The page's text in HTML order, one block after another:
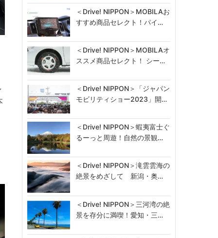
＜Drive! NIPPON＞MOBILAお
すすめ商品セレクト！パイ…
＜Drive! NIPPON＞MOBILAオ
ススメ商品セレクト！ シー…
＜Drive! NIPPON＞「ジャパン
モビリティショー2023」開…
＜Drive! NIPPON＞蝦夷富士ぐ
るーっと周遊！自然の景観…
＜Drive! NIPPON＞滝雲雲海の
絶景をめざして 新潟・奥…
＜Drive! NIPPON＞三河湾の絶
景を存分に満喫！愛知・三…